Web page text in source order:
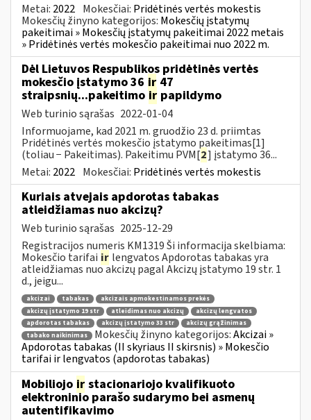
Metai: 2022 Mokesčiai: Pridėtinės vertės mokestis
Mokesčių žinyno kategorijos: Mokesčių įstatymų
pakeitimai » Mokesčių įstatymų pakeitimai 2022 metais
» Pridėtinės vertės mokesčio pakeitimai nuo 2022 m.
Dėl Lietuvos Respublikos pridėtinės vertės
mokesčio įstatymo 36 ir 47
straipsnių...pakeitimo ir papildymo
Web turinio sąrašas 2022-01-04
Informuojame, kad 2021 m. gruodžio 23 d. priimtas
Pridėtinės vertės mokesčio įstatymo pakeitimas[1]
(toliau − Pakeitimas). Pakeitimu PVM[2] įstatymo 36...
Metai: 2022 Mokesčiai: Pridėtinės vertės mokestis
Kuriais atvejais apdorotas tabakas
atleidžiamas nuo akcizų?
Web turinio sąrašas 2025-12-29
Registracijos numeris KM1319 Ši informacija skelbiama:
Mokesčio tarifai ir lengvatos Apdorotas tabakas yra
atleidžiamas nuo akcizų pagal Akcizų įstatymo 19 str. 1
d., jeigu...
akcizai tabakas
akcizais apmokestinamos prekės
akcizų įstatymo 19 str
atleidimas nuo akcizų
akcizų lengvatos
apdorotas tabakas
akcizų įstatymo 33 str
akcizų grąžinimas
tabako naikinimas
Mokesčių žinyno kategorijos:Akcizai »
Apdorotas tabakas (II skyriaus II skirsnis) » Mokesčio
tarifai ir lengvatos (apdorotas tabakas)
Mobiliojo ir stacionariojo kvalifikuoto
elektroninio parašo sudarymo bei asmenų
autentifikavimo